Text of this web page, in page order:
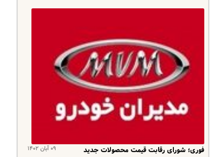
۰۹ آبان ۱۴۰۲
فوری؛ شورای رقابت قیمت محصولات جدید